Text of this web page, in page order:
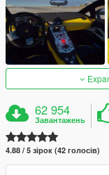
62 954
Завантажень
4.88 / 5 зірок (42 голосів)